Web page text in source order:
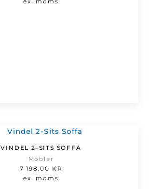
VINDEL 2-SITS SOFFA
Möbler
7 198,00 KR
ex. moms